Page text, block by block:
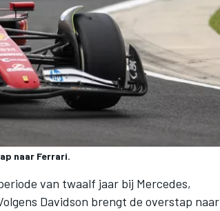
naar Ferrari.
van twaalf jaar bij Mercedes,
Davidson brengt de overstap naar